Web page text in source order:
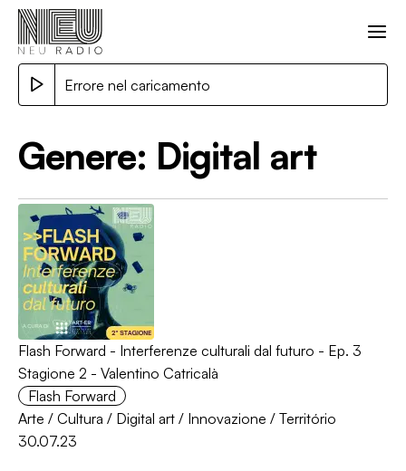
Errore nel caricamento
Genere: Digital art
Flash Forward - Interferenze culturali dal futuro - Ep. 3
Stagione 2 - Valentino Catricalà
Flash Forward
Arte / Cultura / Digital art / Innovazione / Território
30.07.23